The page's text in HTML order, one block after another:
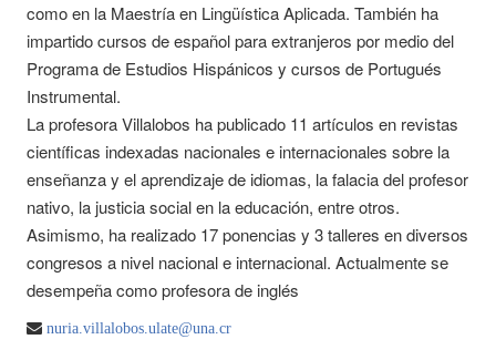
como en la Maestría en Lingüística Aplicada. También ha
impartido cursos de español para extranjeros por medio del
Programa de Estudios Hispánicos y cursos de Portugués
Instrumental.
La profesora Villalobos ha publicado 11 artículos en revistas
científicas indexadas nacionales e internacionales sobre la
enseñanza y el aprendizaje de idiomas, la falacia del profesor
nativo, la justicia social en la educación, entre otros.
Asimismo, ha realizado 17 ponencias y 3 talleres en diversos
congresos a nivel nacional e internacional. Actualmente se
desempeña como profesora de inglés
nuria.villalobos.ulate@una.cr